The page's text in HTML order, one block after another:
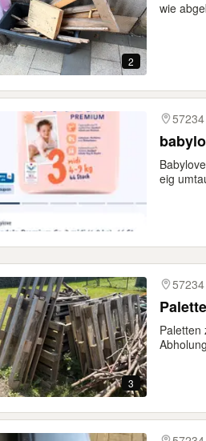
2
wie
eig
3
Paletten